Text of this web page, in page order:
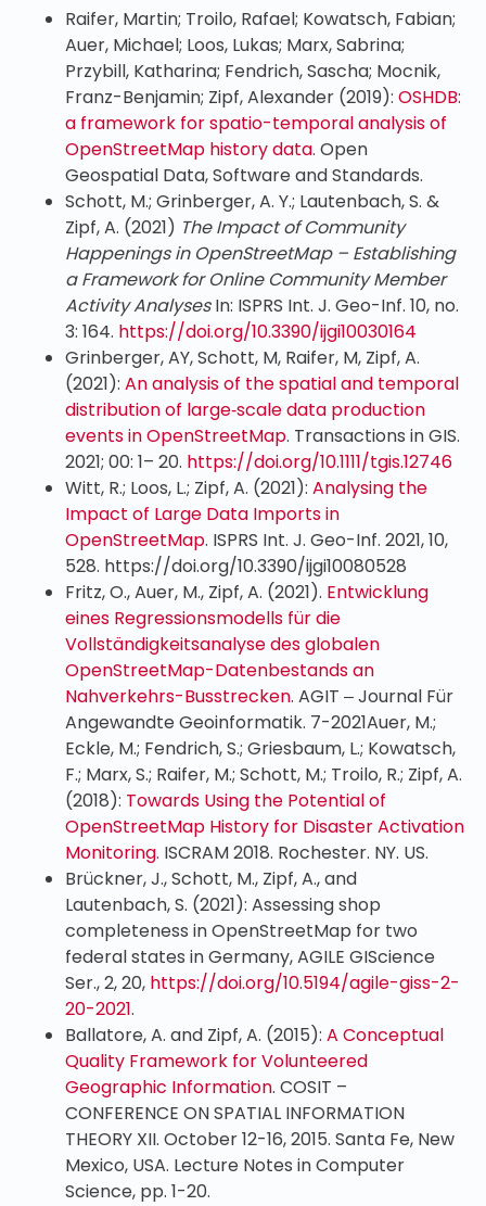
Raifer, Martin; Troilo, Rafael; Kowatsch, Fabian;
Auer, Michael; Loos, Lukas; Marx, Sabrina;
Przybill, Katharina; Fendrich, Sascha; Mocnik,
Franz-Benjamin; Zipf, Alexander (2019): OSHDB:
a framework for spatio-temporal analysis of
OpenStreetMap history data. Open
Geospatial Data, Software and Standards.
Schott, M.; Grinberger, A. Y.; Lautenbach, S. &
Zipf, A. (2021) The Impact of Community
Happenings in OpenStreetMap – Establishing
a Framework for Online Community Member
Activity AnalysesIn: ISPRS Int. J. Geo-Inf. 10, no.
3: 164. https://doi.org/10.3390/ijgi10030164
Grinberger, AY, Schott, M, Raifer, M, Zipf, A.
(2021): An analysis of the spatial and temporal
distribution of large‐scale data production
eventsin OpenStreetMap. Transactions in GIS.
2021; 00: 1– 20. https://doi.org/10.1111/tgis.12746
Witt, R.; Loos, L.; Zipf, A. (2021): Analysing the
Impact of Large Data Imports in
OpenStreetMap. ISPRS Int. J. Geo-Inf. 2021, 10,
528. https://doi.org/10.3390/ijgi10080528
Fritz, O., Auer, M., Zipf, A. (2021). Entwicklung
eines Regressionsmodells für die
Vollständigkeitsanalyse des globalen
OpenStreetMap-Datenbestands an
Nahverkehrs-Busstrecken. AGIT ‒ Journal Für
Angewandte Geoinformatik. 7-2021Auer, M.;
Eckle, M.; Fendrich, S.; Griesbaum, L.; Kowatsch,
F.; Marx, S.; Raifer, M.; Schott, M.; Troilo, R.; Zipf, A.
(2018): Towards Using the Potential of
OpenStreetMap History for Disaster Activation
Monitoring. ISCRAM 2018. Rochester. NY. US.
Brückner, J., Schott, M., Zipf, A., and
Lautenbach, S. (2021): Assessing shop
completeness in OpenStreetMap for two
federal states in Germany, AGILE GIScience
Ser., 2, 20, https://doi.org/10.5194/agile-giss-2-
20-2021.
Ballatore, A. and Zipf, A. (2015): A Conceptual
Quality Framework for Volunteered
Geographic Information. COSIT –
CONFERENCE ON SPATIAL INFORMATION
THEORY XII. October 12-16, 2015. Santa Fe, New
Mexico, USA. Lecture Notes in Computer
Science, pp. 1-20.